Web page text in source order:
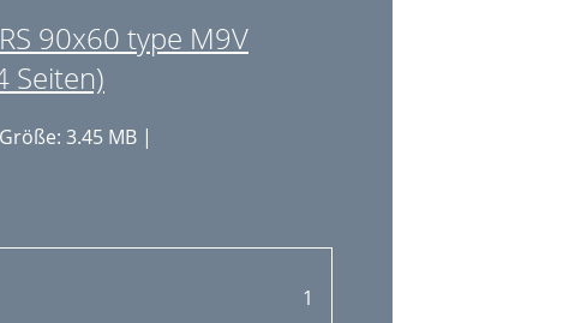
90x60 type M9V
Seiten)
3.45 MB |
1